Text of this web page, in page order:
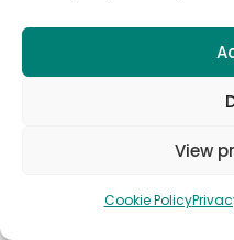
View
Cookie Policy
© 2026 Anywork